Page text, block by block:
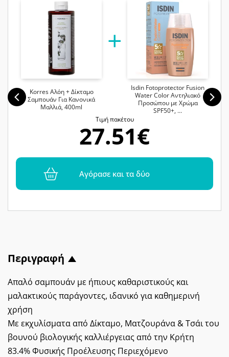
Korres Αλόη + Δίκταμο
Σαμπουάν Για Κανονικά
Μαλλιά, 400ml
Isdin Fotoprotector Fusion
Water Color Αντηλιακό
Προσώπου με Χρώμα
SPF50+, …
Tιμή πακέτου
27.51€
Αγόρασε και τα δύο
Περιγραφή
Απαλό σαμπουάν με ήπιους καθαριστικούς και
μαλακτικούς παράγοντες, ιδανικό για καθημερινή
χρήση
Mε εκχυλίσματα από Δίκταμο, Ματζουράνα & Τσάι του
βουνού βιολογικής καλλιέργειας από την Κρήτη
83.4% Φυσικής Προέλευσης Περιεχόμενο